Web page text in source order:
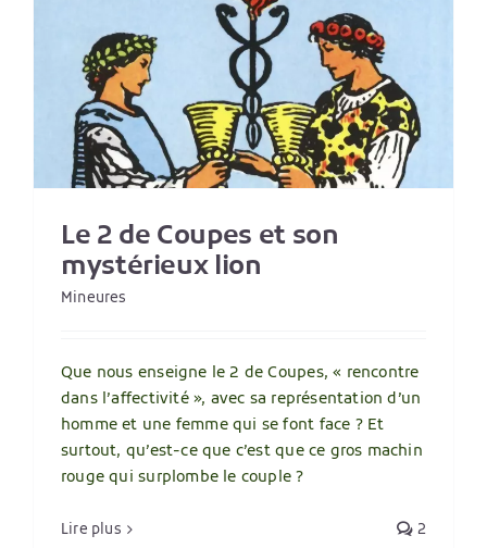
Le 2 de Coupes et son
mystérieux lion
Mineures
Que nous enseigne le 2 de Coupes, « rencontre
dans l’affectivité », avec sa représentation d’un
homme et une femme qui se font face ? Et
surtout, qu’est-ce que c’est que ce gros machin
rouge qui surplombe le couple ?
Lire plus 2